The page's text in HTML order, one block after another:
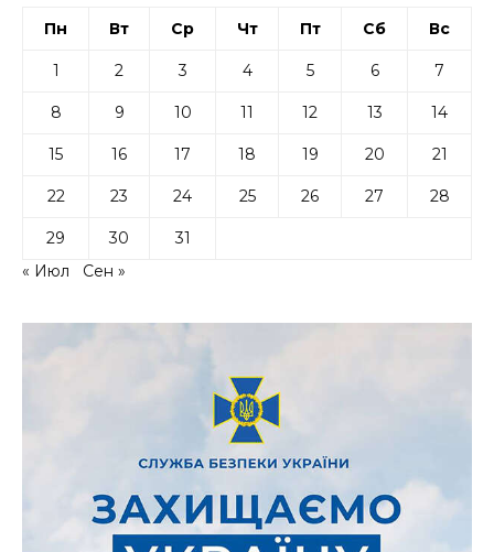
Пн Вт Ср Чт Пт Сб Вс
1 2 3 4 5 6 7
8 9 10 11 12 13 14
15 16 17 18 19 20 21
22 23 24 25 26 27 28
29 30
31
« Июл
Сен »